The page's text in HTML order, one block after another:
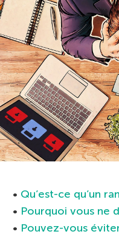
• Qu’est-ce qu’un
• Pourquoi vous ne
• Pouvez-vous